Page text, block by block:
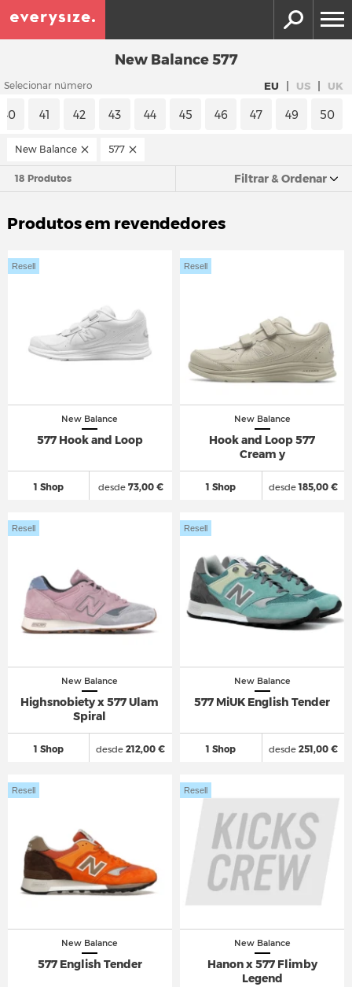
New Balance 577
Selecionar número EU | US | UK
40 41 42 43 44 45 46 47 49 50
New Balance 577
18 Produtos Filtrar & Ordenar
Produtos em revendedores
New Balance
577 Hook and Loop
1 Shop
Resell
desde73,00 €
New Balance
Hook and Loop 577
Cream y
1 Shop
Resell
desde185,00 €
New Balance
Highsnobiety x 577 Ulam
Spiral
1 Shop
Resell
desde 212,00 €
New Balance
577 MiUK English Tender
1 Shop
Resell
desde251,00 €
New Balance
577 English Tender
Resell
New Balance
Hanon x 577 Flimby
Legend
Resell